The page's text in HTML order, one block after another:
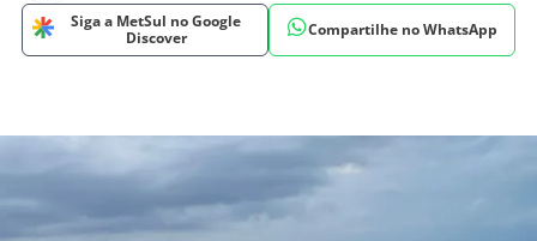
Siga a MetSul no Google
Discover
Compartilhe no WhatsApp